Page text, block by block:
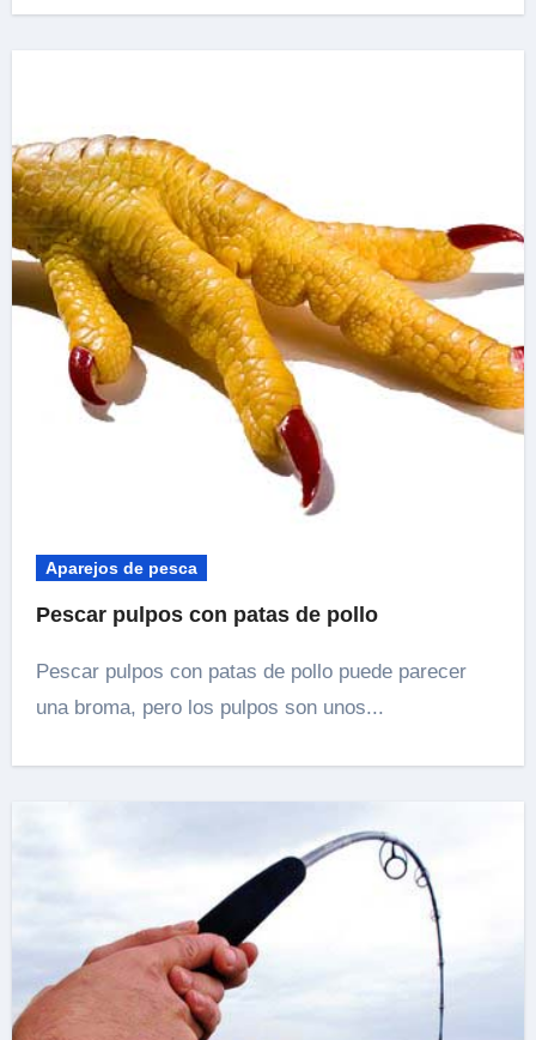
Aparejos de pesca
Pescar pulpos con patas de pollo
Pescar pulpos con patas de pollo puede parecer
una broma, pero los pulpos son unos...